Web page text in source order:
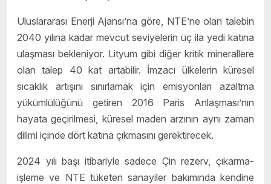
Uluslararası Enerji Ajansı’na göre, NTE’ne olan talebin
2040 yılına kadar mevcut seviyelerin üç ila yedi katına
ulaşması bekleniyor. Lityum gibi diğer kritik minerallere
olan talep 40 kat artabilir. İmzacı ülkelerin küresel
sıcaklık artışını sınırlamak için emisyonları azaltma
yükümlülüğünü getiren 2016 Paris Anlaşması’nın
hayata geçirilmesi, küresel maden arzının aynı zaman
dilimi içinde dört katına çıkmasını gerektirecek.
2024 yılı başı itibariyle sadece Çin rezerv, çıkarma-
işleme ve NTE tüketen sanayiler bakımında kendine